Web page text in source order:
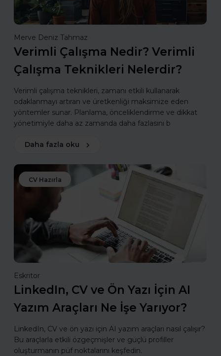
Merve Deniz Tahmaz
Verimli Çalışma Nedir? Verimli
Çalışma Teknikleri Nelerdir?
Verimli çalışma teknikleri, zamanı etkili kullanarak
odaklanmayı artıran ve üretkenliği maksimize eden
yöntemler sunar. Planlama, önceliklendirme ve dikkat
yönetimiyle daha az zamanda daha fazlasını b
Daha fazla oku
CV Hazırla
Eskritor
LinkedIn, CV ve Ön Yazı İçin AI
Yazım Araçları Ne İşe Yarıyor?
LinkedIn, CV ve ön yazı için AI yazım araçları nasıl çalışır?
Bu araçlarla etkili özgeçmişler ve güçlü profiller
oluşturmanın püf noktalarını keşfedin.